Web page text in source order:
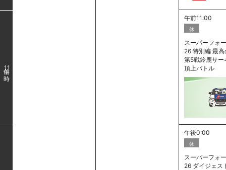
11
午前11:00
休
スーパーフォ
26 特別編 最
第5戦鈴鹿サー
頂上バトル
午後0:00
休
スーパーフォ
26 ダイジェス